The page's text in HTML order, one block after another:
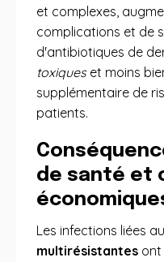
et complexes,
complications et de
d'antibiotiques de
toxiqueset moins
supplémentaire de
patients.
de santé et
Les infections liées
multirésistantes